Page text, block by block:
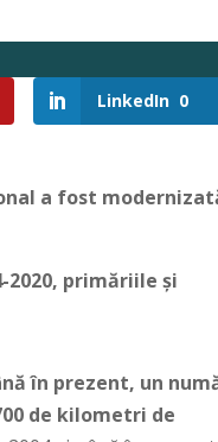
LinkedIn 0
a fost
2020, primăriile și
în prezent, un
de kilometri de